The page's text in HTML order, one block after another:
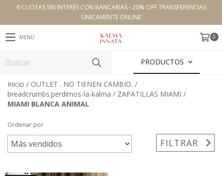
6 CUOTAS SIN INTERÉS CON BANCARIAS - 20% OFF TRANSFERENCIAS
ÚNICAMENTE ONLINE
MENÚ 0
PRODUCTOS
Inicio / OUTLET . NO TIENEN CAMBIO. /
breadcrumbs.perdimos-la-kalma / ZAPATILLAS MIAMI /
MIAMI BLANCA ANIMAL
Ordenar por
FILTRAR